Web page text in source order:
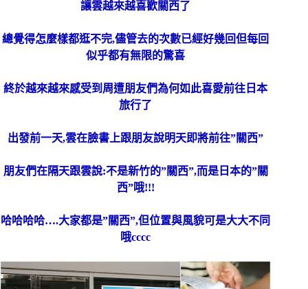
讓雲越來越喜歡關西了
總覺得怎麼樣都逛不完,儘管去的次數已經好幾回但每回
似乎都有無限的驚喜
終於越來越來感受到周遭朋友們為何如此喜愛前往日本
旅行了
出發前一天,雲在臉書上跟朋友說明天即將前往”關西”
朋友們在隔天跟雲說:不是新竹的”關西”,而是日本的”關
西”哦!!!
哈哈哈哈….大家都是”關西”,但位置與風貌可是大大不同
哦cccc